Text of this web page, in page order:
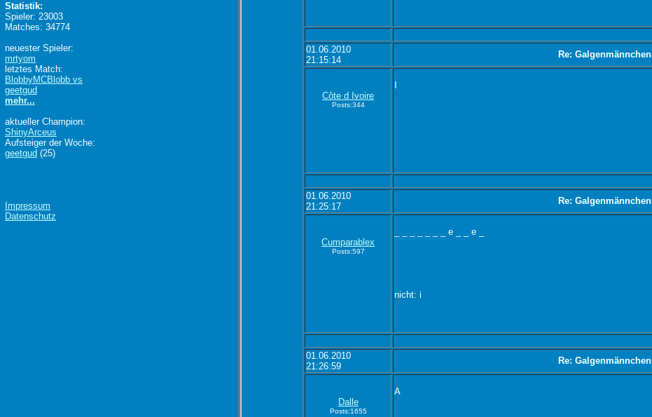
01.06.2010
21:15:14
Re: Galgenmännchen
Côte d Ivoire
Posts:344
01.06.2010
21:25:17
Re: Galgenmännchen
Cumparablex
Posts:597
_ _ _ _ _ _ _ e _ _ e _
nicht: i
01.06.2010
21:26:59
Re: Galgenmännchen
Dalle
Posts:1655
A
Statistik:
Spieler: 23003
Matches: 34774
neuester Spieler:
mrtyom
letztes Match:
BlobbyMCBlobb vs
geetgud
mehr...
aktueller Champion:
ShinyArceus
Aufsteiger der Woche:
geetgud (25)
Impressum
Datenschutz